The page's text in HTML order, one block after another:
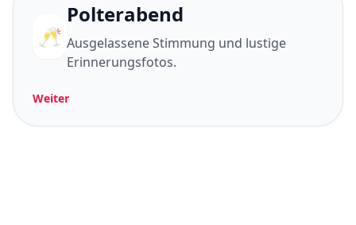
🥂
Polterabend
Ausgelassene Stimmung und lustige
Erinnerungsfotos.
Weiter